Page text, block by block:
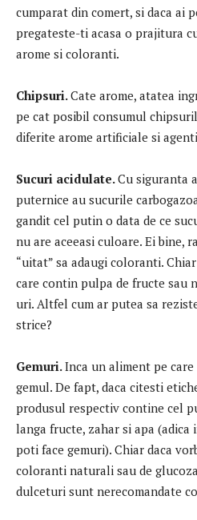
cumparat din comert, si daca ai
pregateste-ti acasa o prajitura
arome si coloranti.
Chipsuri.Cate arome, atatea
pe cat posibil consumul
diferite arome artificiale si
Sucuri acidulate.Cu siguranta
puternice au sucurile
gandit cel putin o data de ce
nu are aceeasi culoare. Ei bine,
“uitat” sa adaugi coloranti.
care contin pulpa de fructe sau
uri. Altfel cum ar putea sa
strice?
Gemuri.Inca un aliment pe
gemul. De fapt, daca citesti
produsul respectiv contine cel
langa fructe, zahar si apa
poti face gemuri). Chiar daca
coloranti naturali sau de
dulceturi sunt nerecomandate